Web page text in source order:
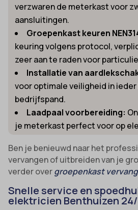
verzwaren de meterkast voor
aansluitingen.
Groepenkast keuren
keuring volgens protocol,
zeer aan te raden voor
Installatie van
voor optimale veiligheid in ieder
bedrijfspand.
Laadpaal voorbereiding:
je meterkast perfect voor op
Ben je benieuwd naar het
vervangen of uitbreiden van je
verder overgroepenkast
Snelle service en
elektricien Benthuizen